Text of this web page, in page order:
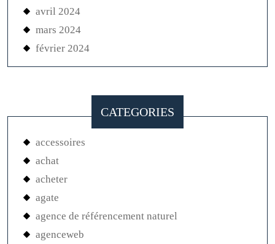
avril 2024
mars 2024
février 2024
CATEGORIES
accessoires
achat
acheter
agate
agence de référencement naturel
agenceweb